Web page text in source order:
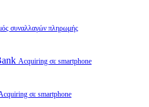
συναλλαγών πληρωμής
Acquiring σε smartphone
σε smartphone